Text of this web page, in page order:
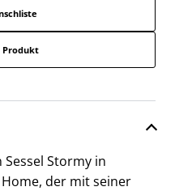
Produkt
Stormy in
der mit seiner